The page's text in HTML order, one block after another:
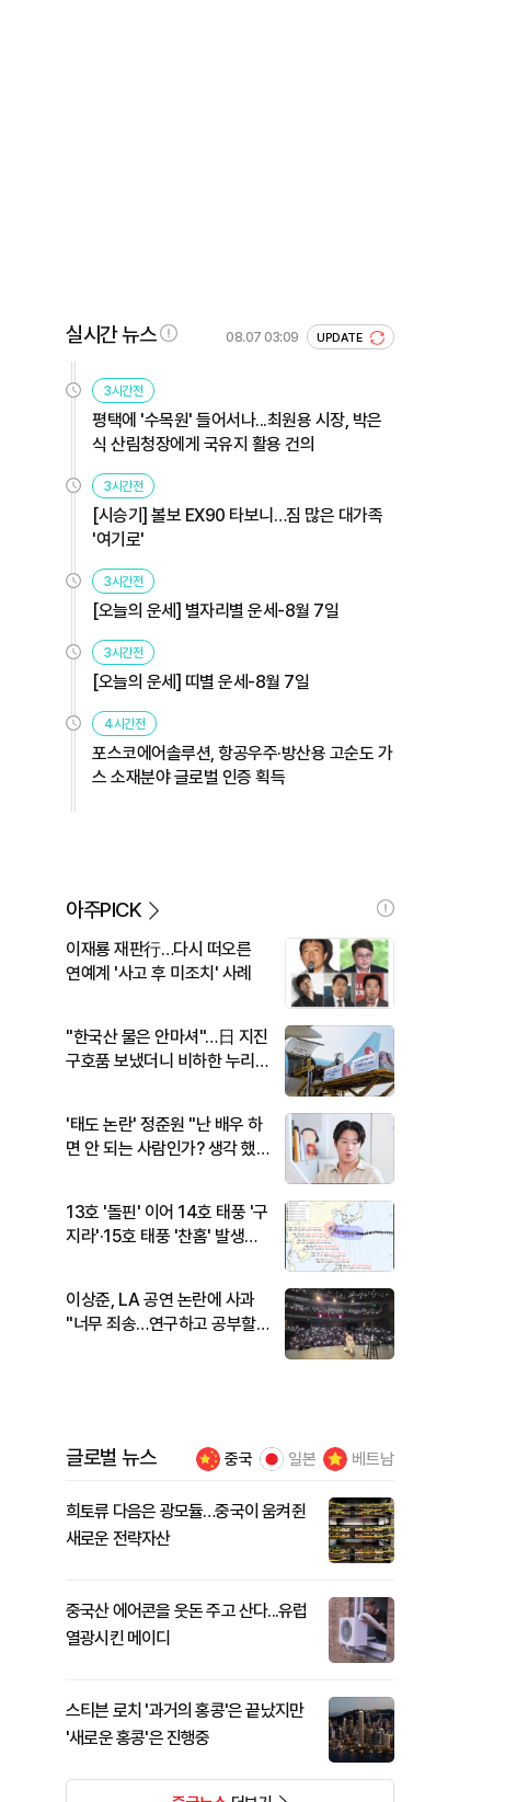
실시간 뉴스 08.07 03:09 UPDATE
3시간전
평택에 '수목원' 들어서나...최원용 시장, 박은
식 산림청장에게 국유지 활용 건의
3시간전
[시승기] 볼보 EX90 타보니…짐 많은 대가족
'여기로'
3시간전
[오늘의 운세] 별자리별 운세-8월 7일
3시간전
[오늘의 운세] 띠별 운세-8월 7일
4시간전
포스코에어솔루션, 항공우주·방산용 고순도 가
스 소재분야 글로벌 인증 획득
아주PICK
이재룡 재판行…다시 떠오른
연예계 '사고 후 미조치' 사례
"한국산 물은 안마셔"…日 지진
구호품 보냈더니 비하한 누리
'태도 논란' 정준원 "난 배우 하
면 안 되는 사람인가? 생각 했
13호 '돌핀' 이어 14호 태풍 '구
지라'·15호 태풍 '찬홈' 발생…
이상준, LA 공연 논란에 사과
"너무 죄송…연구하고 공부할
글로벌 뉴스 중국 일본 베트남
희토류 다음은 광모듈…중국이 움켜쥔
새로운 전략자산
중국산 에어콘을 웃돈 주고 산다...유럽
열광시킨 메이디
스티븐 로치 '과거의 홍콩'은 끝났지만
'새로운 홍콩'은 진행중